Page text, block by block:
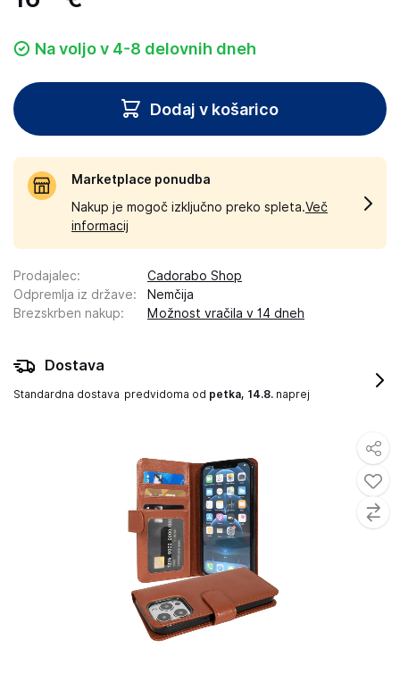
Na voljo v 4-8 delovnih dneh
Dodaj v košarico
Marketplace ponudba
Nakup je mogoč izključno preko spleta.Več
informacij
Prodajalec:
Cadorabo Shop
Odpremlja iz države:
Nemčija
Brezskrben nakup: Možnost vračila v 14 dneh
Dostava
Standardna dostava predvidoma od petka, 14.8. naprej